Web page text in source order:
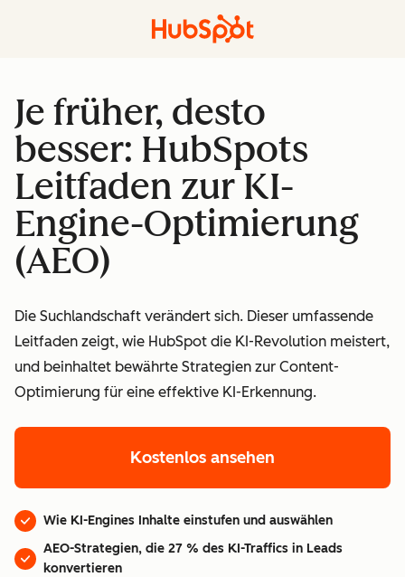
Je früher, desto
besser: HubSpots
Leitfaden zur KI-
Engine-Optimierung
(AEO)
Die Suchlandschaft verändert sich. Dieser umfassende
Leitfaden zeigt, wie HubSpot die KI-Revolution meistert,
und beinhaltet bewährte Strategien zur Content-
Optimierung für eine effektive KI-Erkennung.
Kostenlos ansehen
Wie KI-Engines Inhalte einstufen und auswählen
AEO-Strategien, die 27 % des KI-Traffics in Leads
konvertieren